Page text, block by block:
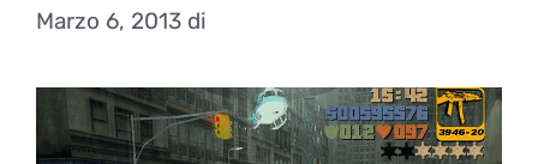
Marzo 6, 2013 di